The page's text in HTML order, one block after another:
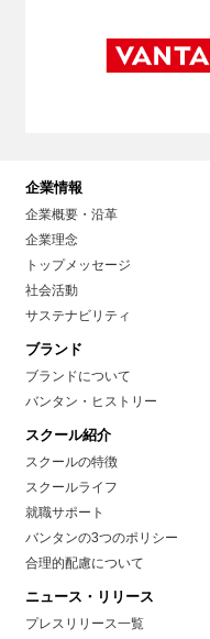
企業情報
企業概要・沿革
企業理念
トップメッセージ
社会活動
サステナビリティ
ブランド
ブランドについて
バンタン・ヒストリー
スクール紹介
スクールの特徴
スクールライフ
就職サポート
バンタンの3つのポリシー
合理的配慮について
ニュース・リリース
プレスリリース一覧